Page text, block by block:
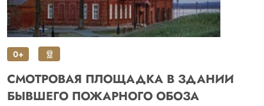
0+
СМОТРОВАЯ ПЛОЩАДКА В ЗДАНИИ
БЫВШЕГО ПОЖАРНОГО ОБОЗА